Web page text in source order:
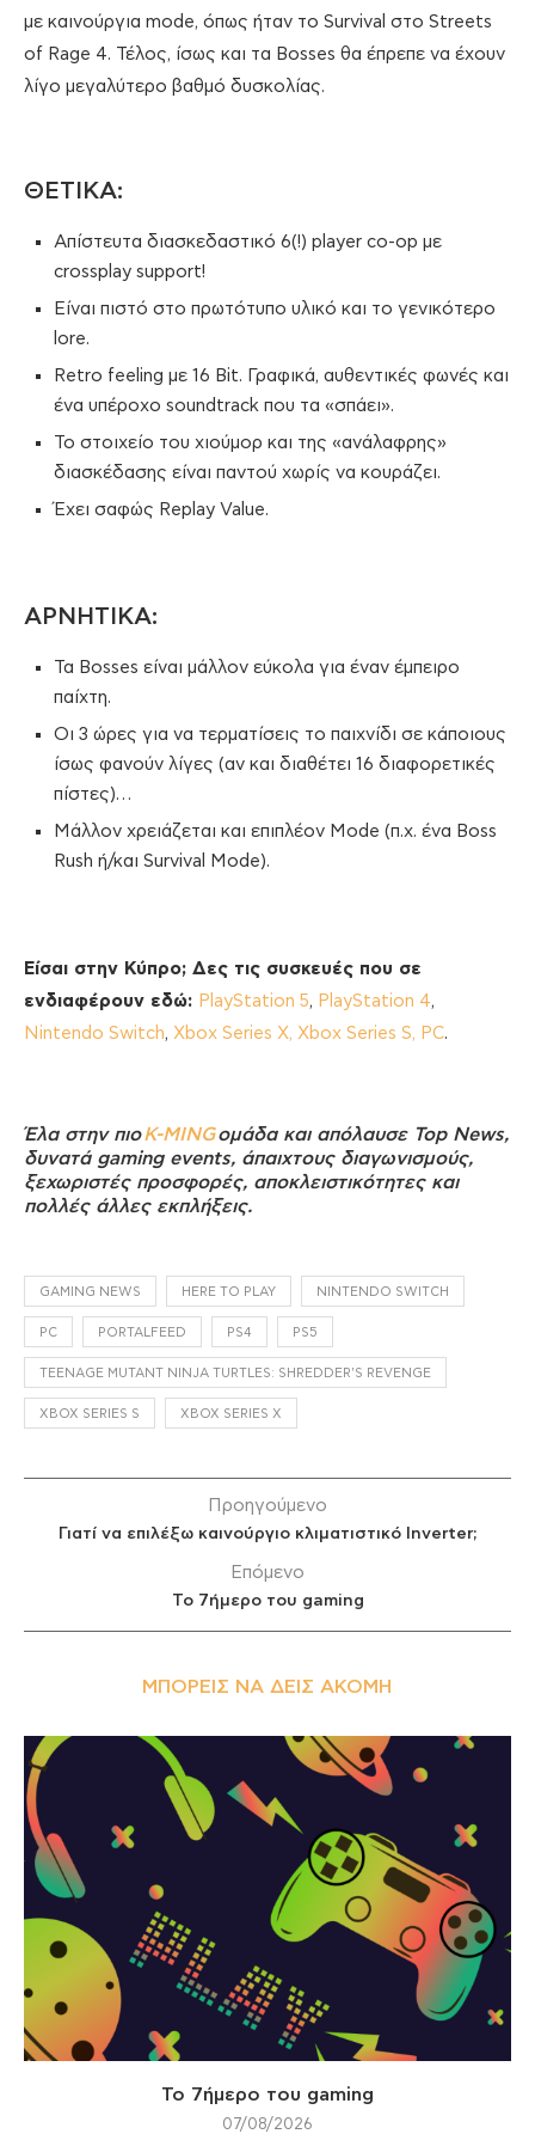
με καινούργια mode, όπως ήταν το Survival στο Streets
of Rage 4. Τέλος, ίσως και τα Bosses θα έπρεπε να έχουν
λίγο μεγαλύτερο βαθμό δυσκολίας.
ΘΕΤΙΚΑ:
Απίστευτα διασκεδαστικό 6(!) player co-op με
crossplay support!
Είναι πιστό στο πρωτότυπο υλικό και το γενικότερο
lore.
Retro feeling με 16 Bit. Γραφικά, αυθεντικές φωνές και
ένα υπέροχο soundtrack που τα «σπάει».
Το στοιχείο του χιούμορ και της «ανάλαφρης»
διασκέδασης είναι παντού χωρίς να κουράζει.
Έχει σαφώς Replay Value.
ΑΡΝΗΤΙΚΑ:
Τα Bosses είναι μάλλον εύκολα για έναν έμπειρο
παίχτη.
Οι 3 ώρες για να τερματίσεις το παιχνίδι σε κάποιους
ίσως φανούν λίγες (αν και διαθέτει 16 διαφορετικές
πίστες)…
Μάλλον χρειάζεται και επιπλέον Mode (π.χ. ένα Boss
Rush ή/και Survival Mode).
Είσαι στην Κύπρο; Δες τις συσκευές που σε
ενδιαφέρουν εδώ: PlayStation 5, PlayStation 4,
Nintendo Switch, Xbox Series X, Xbox Series S, PC.
Έλα στην πιοK-MINGομάδα και απόλαυσε Top News,
δυνατά gaming events, άπαιχτους διαγωνισμούς,
ξεχωριστές προσφορές, αποκλειστικότητες και
πολλές άλλες εκπλήξεις.
GAMING NEWS HERE TO PLAY NINTENDO SWITCH
PC PORTALFEED PS4 PS5
TEENAGE MUTANT NINJA TURTLES: SHREDDER'S REVENGE
XBOX SERIES S XBOX SERIES X
Προηγούμενο
Γιατί να επιλέξω καινούργιο κλιματιστικό Inverter;
Επόμενο
Το 7ήμερο του gaming
ΜΠΟΡΕΊΣ ΝΑ ΔΕΙΣ ΑΚΌΜΗ
Το 7ήμερο του gaming
07/08/2026